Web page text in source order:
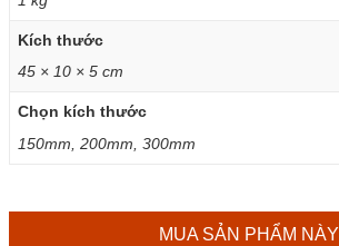
Kích thước
45 × 10 × 5 cm
Chọn kích thước
150mm, 200mm, 300mm
MUA SẢN PHẨM NÀY